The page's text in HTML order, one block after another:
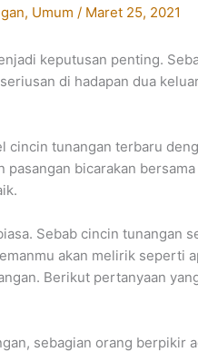
, Umum / Maret 25, 2021
keputusan penting.
di hadapan dua
tunangan terbaru
bicarakan
Sebab cincin tunangan
akan melirik seperti
Berikut pertanyaan
sebagian orang berpikir